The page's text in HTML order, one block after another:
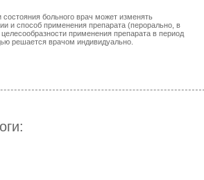
больного врач может изменять
и способ применения препарата (перорально, в
применения препарата в период
решается врачом индивидуально.